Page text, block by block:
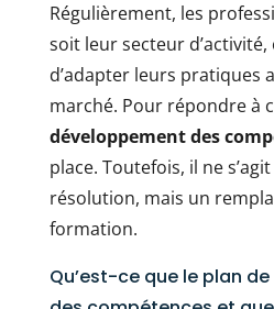
Régulièrement, les
soit leur secteur
d’adapter leurs pratiques
marché. Pour répondre à
développement des
place. Toutefois, il ne
résolution, mais un
formation.
Qu’est-ce que le plan